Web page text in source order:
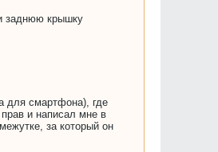
заднюю крышку
для смартфона), где
и написал мне в
за который он